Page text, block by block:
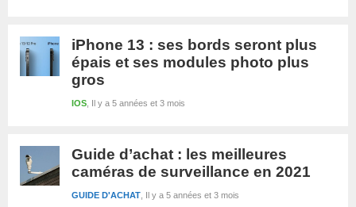
iPhone 13 : ses bords seront plus
épais et ses modules photo plus
gros
Il y a 5 années et 3 mois
IOS
Guide d’achat : les meilleures
caméras de surveillance en 2021
Il y a 5 années et 3 mois
GUIDE D'ACHAT